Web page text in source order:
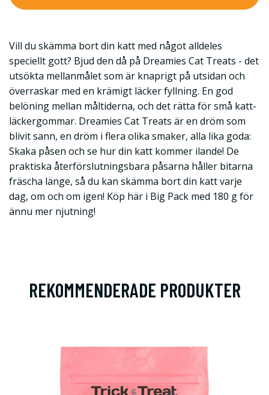
Vill du skämma bort din katt med något alldeles
speciellt gott? Bjud den då på Dreamies Cat Treats - det
utsökta mellanmålet som är knaprigt på utsidan och
överraskar med en krämigt läcker fyllning. En god
belöning mellan måltiderna, och det rätta för små katt-
läckergommar. Dreamies Cat Treats är en dröm som
blivit sann, en dröm i flera olika smaker, alla lika goda:
Skaka påsen och se hur din katt kommer ilande! De
praktiska återförslutningsbara påsarna håller bitarna
fräscha länge, så du kan skämma bort din katt varje
dag, om och om igen! Köp här i Big Pack med 180 g för
ännu mer njutning!
REKOMMENDERADE PRODUKTER